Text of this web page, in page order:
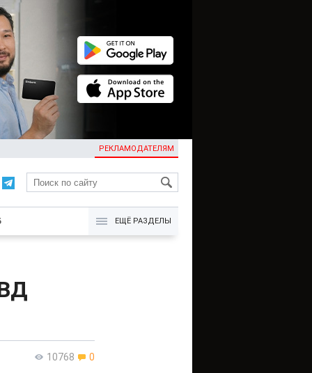
РЕКЛАМОДАТЕЛЯМ
KG
ЕЩЁ РАЗДЕЛЫ
10768 0